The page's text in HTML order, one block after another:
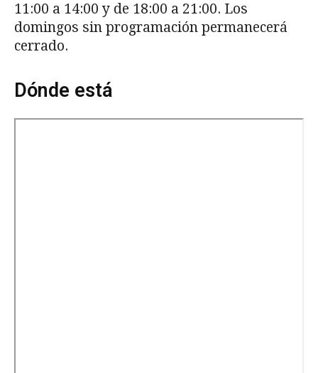
11:00 a 14:00 y de 18:00 a 21:00. Los
domingos sin programación permanecerá
cerrado.
Dónde está